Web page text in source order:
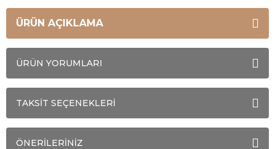
ÜRÜN AÇIKLAMA
ÜRÜN YORUMLARI
TAKSİT SEÇENEKLERİ
ÖNERİLERİNİZ